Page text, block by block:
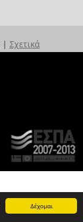
Δέχομαι
| Σχετικά